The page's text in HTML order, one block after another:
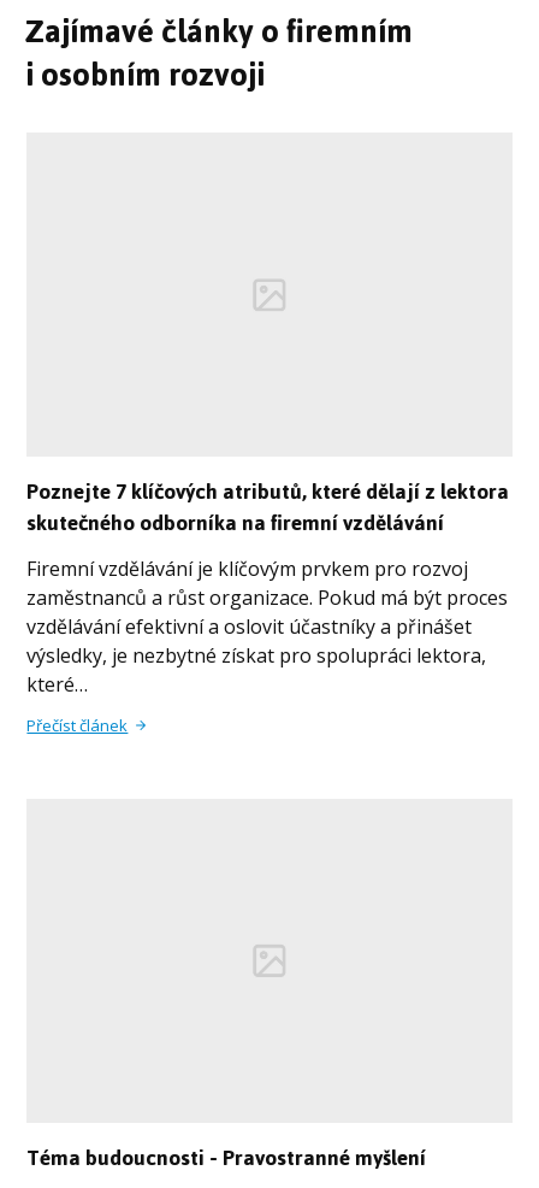
Zajímavé články o firemním
i osobním rozvoji
Poznejte 7 klíčových atributů, které dělají z lektora
skutečného odborníka na firemní vzdělávání
Firemní vzdělávání je klíčovým prvkem pro rozvoj
zaměstnanců a růst organizace. Pokud má být proces
vzdělávání efektivní a oslovit účastníky a přinášet
výsledky, je nezbytné získat pro spolupráci lektora,
které…
Přečíst článek
Téma budoucnosti - Pravostranné myšlení